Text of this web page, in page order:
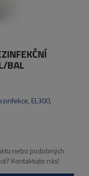
BAL
, EL300,
nebo podobných
Kontaktujte nás!